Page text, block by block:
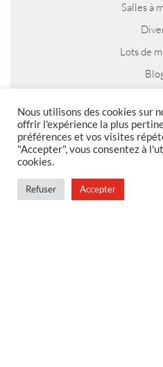
Salles à
Lots de
MENTIONS
Politique de
Conditions
Nous utilisons des cookies sur
offrir l'expérience la plus
préférences et vos visites
"Accepter", vous consentez à
cookies.
Refuser Accepter